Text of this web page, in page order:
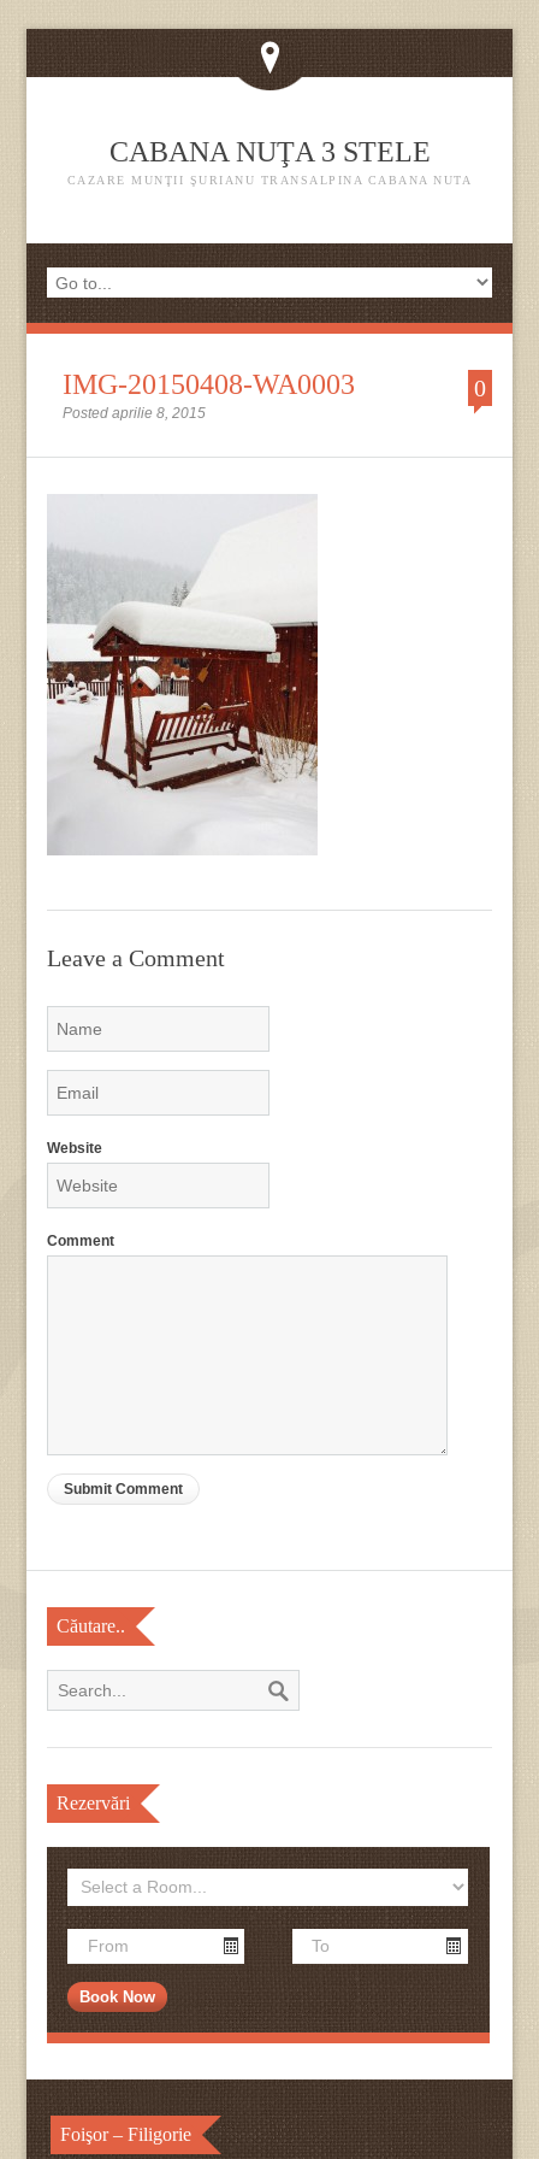
CABANA NUŢA 3 STELE
CAZARE MUNŢII ŞURIANU TRANSALPINA CABANA NUTA
IMG-20150408-WA0003
Posted aprilie 8, 2015
0
Leave a Comment
Website
Comment
Căutare..
Rezervări
Foişor – Filigorie